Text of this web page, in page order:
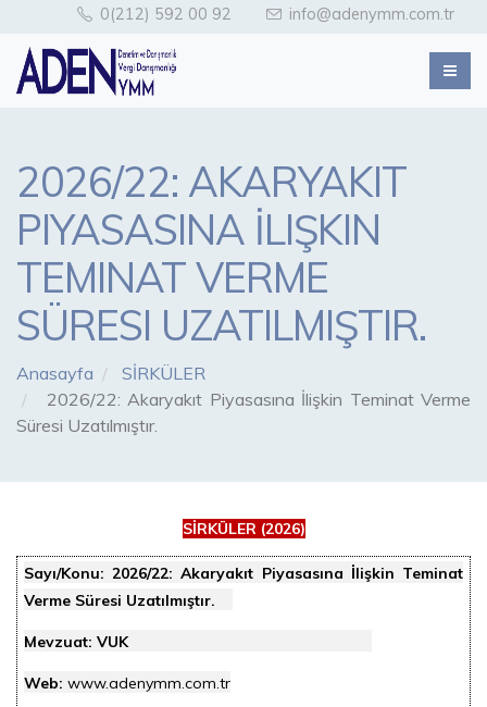
0(212) 592 00 92 info@adenymm.com.tr
2026/22: AKARYAKIT
PIYASASINA İLIŞKIN
TEMINAT VERME
SÜRESI UZATILMIŞTIR.
Anasayfa
SİRKÜLER
2026/22: Akaryakıt Piyasasına İlişkin Teminat Verme
Süresi Uzatılmıştır.
SİRKÜLER (2026)
Sayı/Konu: 2026/22: Akaryakıt Piyasasına İlişkin Teminat
Verme Süresi Uzatılmıştır.
Mevzuat: VUK
Web: www.adenymm.com.tr